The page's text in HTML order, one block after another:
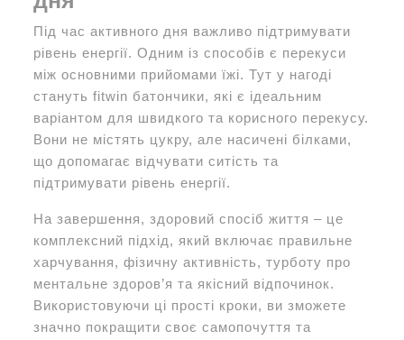
Під час активного дня важливо підтримувати
рівень енергії. Одним із способів є перекуси
між основними прийомами їжі. Тут у нагоді
стануть fitwin батончики, які є ідеальним
варіантом для швидкого та корисного перекусу.
Вони не містять цукру, але насичені білками,
що допомагає відчувати ситість та
підтримувати рівень енергії.
На завершення, здоровий спосіб життя – це
комплексний підхід, який включає правильне
харчування, фізичну активність, турботу про
ментальне здоров’я та якісний відпочинок.
Використовуючи ці прості кроки, ви зможете
значно покращити своє самопочуття та